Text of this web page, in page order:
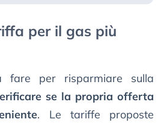
per il gas più
fare per risparmiare sulla
se la propria offerta
. Le tariffe proposte